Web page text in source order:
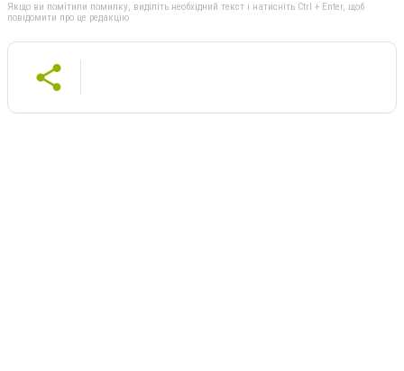
Якщо ви помітили помилку, виділіть необхідний текст і натисніть Ctrl + Enter, щоб
повідомити про це редакцію